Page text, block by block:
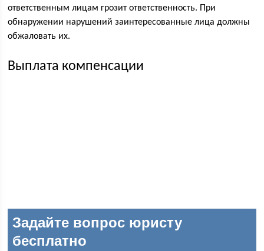
ответственным лицам грозит ответственность. При
обнаружении нарушений заинтересованные лица должны
обжаловать их.
Выплата компенсации